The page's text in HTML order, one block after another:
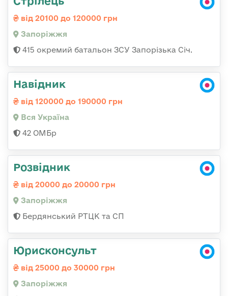
від 20100 до 120000 грн
Запоріжжя
415 окремий батальон ЗСУ Запорізька Січ.
Навідник
від 120000 до 190000 грн
Вся Україна
42 ОМБр
Розвідник
від 20000 до 20000 грн
Запоріжжя
Бердянський РТЦК та СП
Юрисконсульт
від 25000 до 30000 грн
Запоріжжя